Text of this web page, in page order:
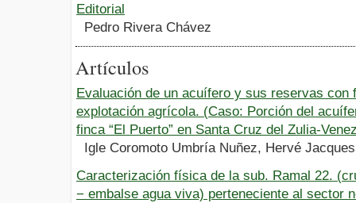
Editorial
Pedro Rivera Chávez
Artículos
Evaluación de un acuífero y sus reservas con
explotación agrícola. (Caso: Porción del
finca “El Puerto” en Santa Cruz del Zulia-
Igle Coromoto Umbría Nuñez, Hervé
Caracterización física de la sub. Ramal 22.
− embalse agua viva) perteneciente al sector